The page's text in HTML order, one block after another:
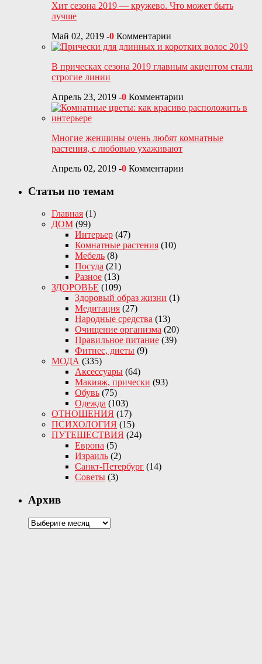
Хит сезона 2019 — кружево. Что может быть
лучше
Май 02, 2019 -0 Комментарии
В прическах сезона 2019 главным акцентом стали
строгие линии
Апрель 23, 2019 -0 Комментарии
Многие женщины очень любят комнатные
растения, с любовью ухаживают
Апрель 02, 2019 -0 Комментарии
Статьи по темам
Главная (1)
ДОМ (99)
Интерьер (47)
Комнатные растения (10)
Мебель (8)
Посуда (21)
Разное (13)
ЗДОРОВЬЕ (109)
Здоровый образ жизни (1)
Медитация (27)
Народные средства (13)
Очищение организма (20)
Правильное питание (39)
Фитнес, диеты (9)
МОДА (335)
Аксессуары (64)
Макияж, прически (93)
Обувь (75)
Одежда (103)
ОТНОШЕНИЯ (17)
ПСИХОЛОГИЯ (15)
ПУТЕШЕСТВИЯ (24)
Европа (5)
Израиль (2)
Санкт-Петербург (14)
Советы (3)
Архив